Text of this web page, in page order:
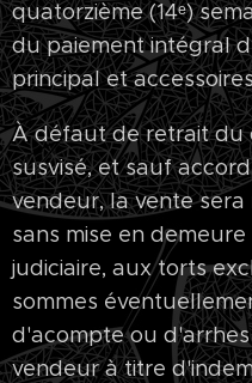
quatorzième (14ᵉ)
du paiement intégral
principal et
À défaut de retrait du
susvisé, et sauf
vendeur, la vente
sans mise en
judiciaire, aux torts
sommes
d'acompte ou
vendeur à titre